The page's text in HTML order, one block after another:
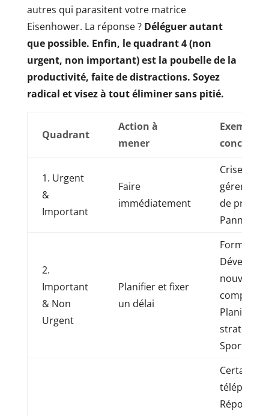
autres qui parasitent votre matrice
Eisenhower. La réponse ? Déléguer autant
que possible. Enfin, le quadrant 4 (non
urgent, non important) est la poubelle de la
productivité, faite de distractions. Soyez
radical et visez à tout éliminer sans pitié.
Quadrant
Action à
mener
Exemples
concrets
1. Urgent
&
Important
Faire
immédiatement
Crise
gérer,
de projet,
Panne
2.
Important
& Non
Urgent
Planifier et fixer
un délai
Formation,
nouvelle
Sport
Certains
Répondre